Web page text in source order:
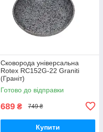
Сковорода універсальна
Rotex RC152G-22 Graniti
(Граніт)
Готово до відправки
689 ₴ 749 ₴
Купити